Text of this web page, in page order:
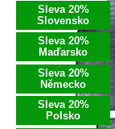
Sleva 20%
Slovensko
Sleva 20%
Maďarsko
Sleva 20%
Německo
Sleva 20%
Polsko